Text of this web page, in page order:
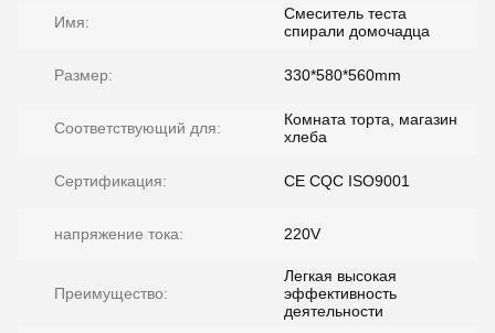
Имя:
Смеситель теста
спирали домочадца
Размер: 330*580*560mm
Соответствующий для:
Комната торта, магазин
хлеба
Сертификация: CE CQC ISO9001
напряжение тока: 220V
Преимущество:
Легкая высокая
эффективность
деятельности